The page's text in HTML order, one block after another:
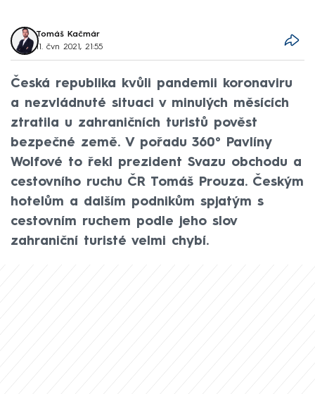
Tomáš Kačmár
11. čvn 2021, 21:55
Česká republika kvůli pandemii koronaviru
a nezvládnuté situaci v minulých měsících
ztratila u zahraničních turistů pověst
bezpečné země. V pořadu 360° Pavlíny
Wolfové to řekl prezident Svazu obchodu a
cestovního ruchu ČR Tomáš Prouza. Českým
hotelům a dalším podnikům spjatým s
cestovním ruchem podle jeho slov
zahraniční turisté velmi chybí.